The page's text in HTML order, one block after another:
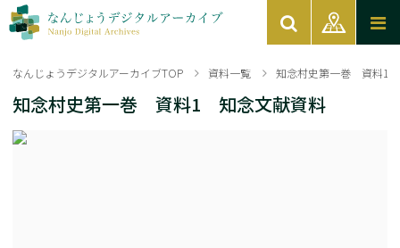
なんじょうデジタルアーカイブTOP 資料一覧 知念村史第一巻 資料1
知念村史第一巻 資料1 知念文献資料